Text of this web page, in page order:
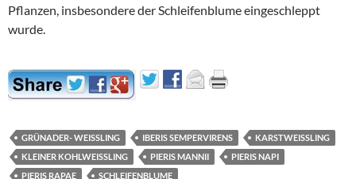
Pflanzen, insbesondere der Schleifenblume eingeschleppt
wurde.
GRÜNADER- WEISSLING IBERIS SEMPERVIRENS
KARSTWEISSLING
KLEINER KOHLWEISSLING
PIERIS MANNII
PIERIS NAPI
PIERIS RAPAE
SCHLEIFENBLUME